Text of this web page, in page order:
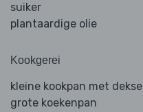
suiker
plantaardige olie
Kookgerei
kleine kookpan met deksel
grote koekenpan